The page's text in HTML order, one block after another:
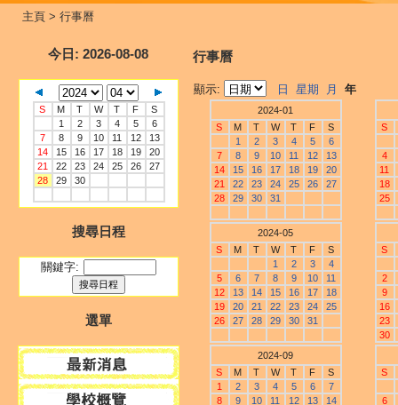
主頁 > 行事曆
今日 : 2026-08-08
S M T W T F
S
1
2 3 4 5
6
7
8 9 10 11 12
13
14
15 16 17 18 19
20
21
22 23 24 25 26
27
28
29 30
搜尋日程
關鍵字:
選單
行事曆
顯示: 日 星期 月 年
2024-01
S
M T W T F
S
1
2 3 4 5
6
7
8 9 10 11 12
13
14
15 16 17 18 19
20
21
22 23 24 25 26
27
28
29 30 31
S
4
11
18
25
2024-05
S
M T W T F
S
1
2 3
4
5
6 7 8 9 10
11
12
13 14 15 16 17
18
19
20 21 22 23 24
25
26
27 28 29 30 31
S
2
9
16
23
30
2024-09
S
M T W T F
S
1
2 3 4 5 6
7
8
9 10 11 12 13
14
S
6